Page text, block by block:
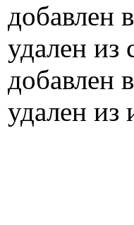
добавлен
удален из
добавлен
удален из